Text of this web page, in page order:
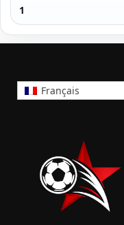
1
Français